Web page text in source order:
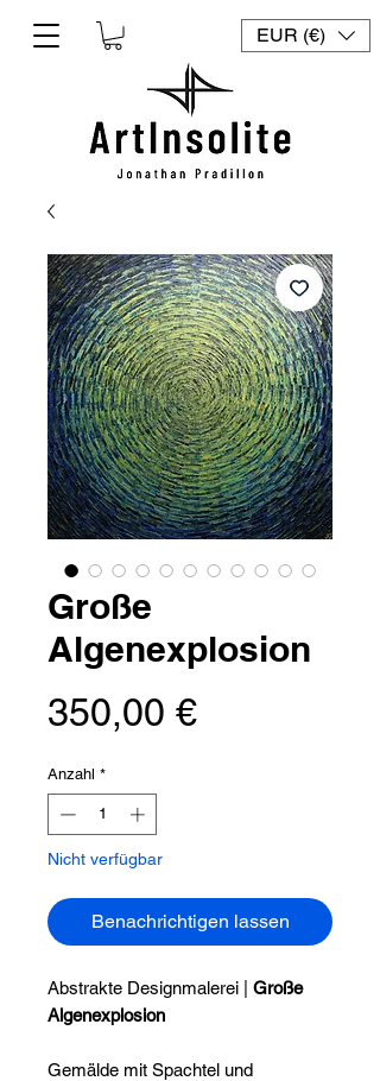
EUR (€)
Große
Algenexplosion
350,00 €Preis
Anzahl *
Nicht verfügbar
Benachrichtigen lassen
Abstrakte Designmalerei | Große
Algenexplosion
Gemälde mit Spachtel und